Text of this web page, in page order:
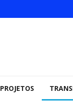
PROJETOS